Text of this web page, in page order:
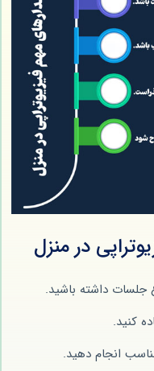
در منزل
داشته باشید.
کنید.
انجام دهید.